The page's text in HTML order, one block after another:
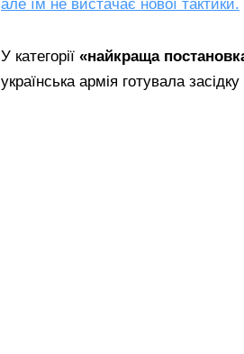
але їм не вистачає нової тактики.
У категорії «найкраща
українська армія готувала